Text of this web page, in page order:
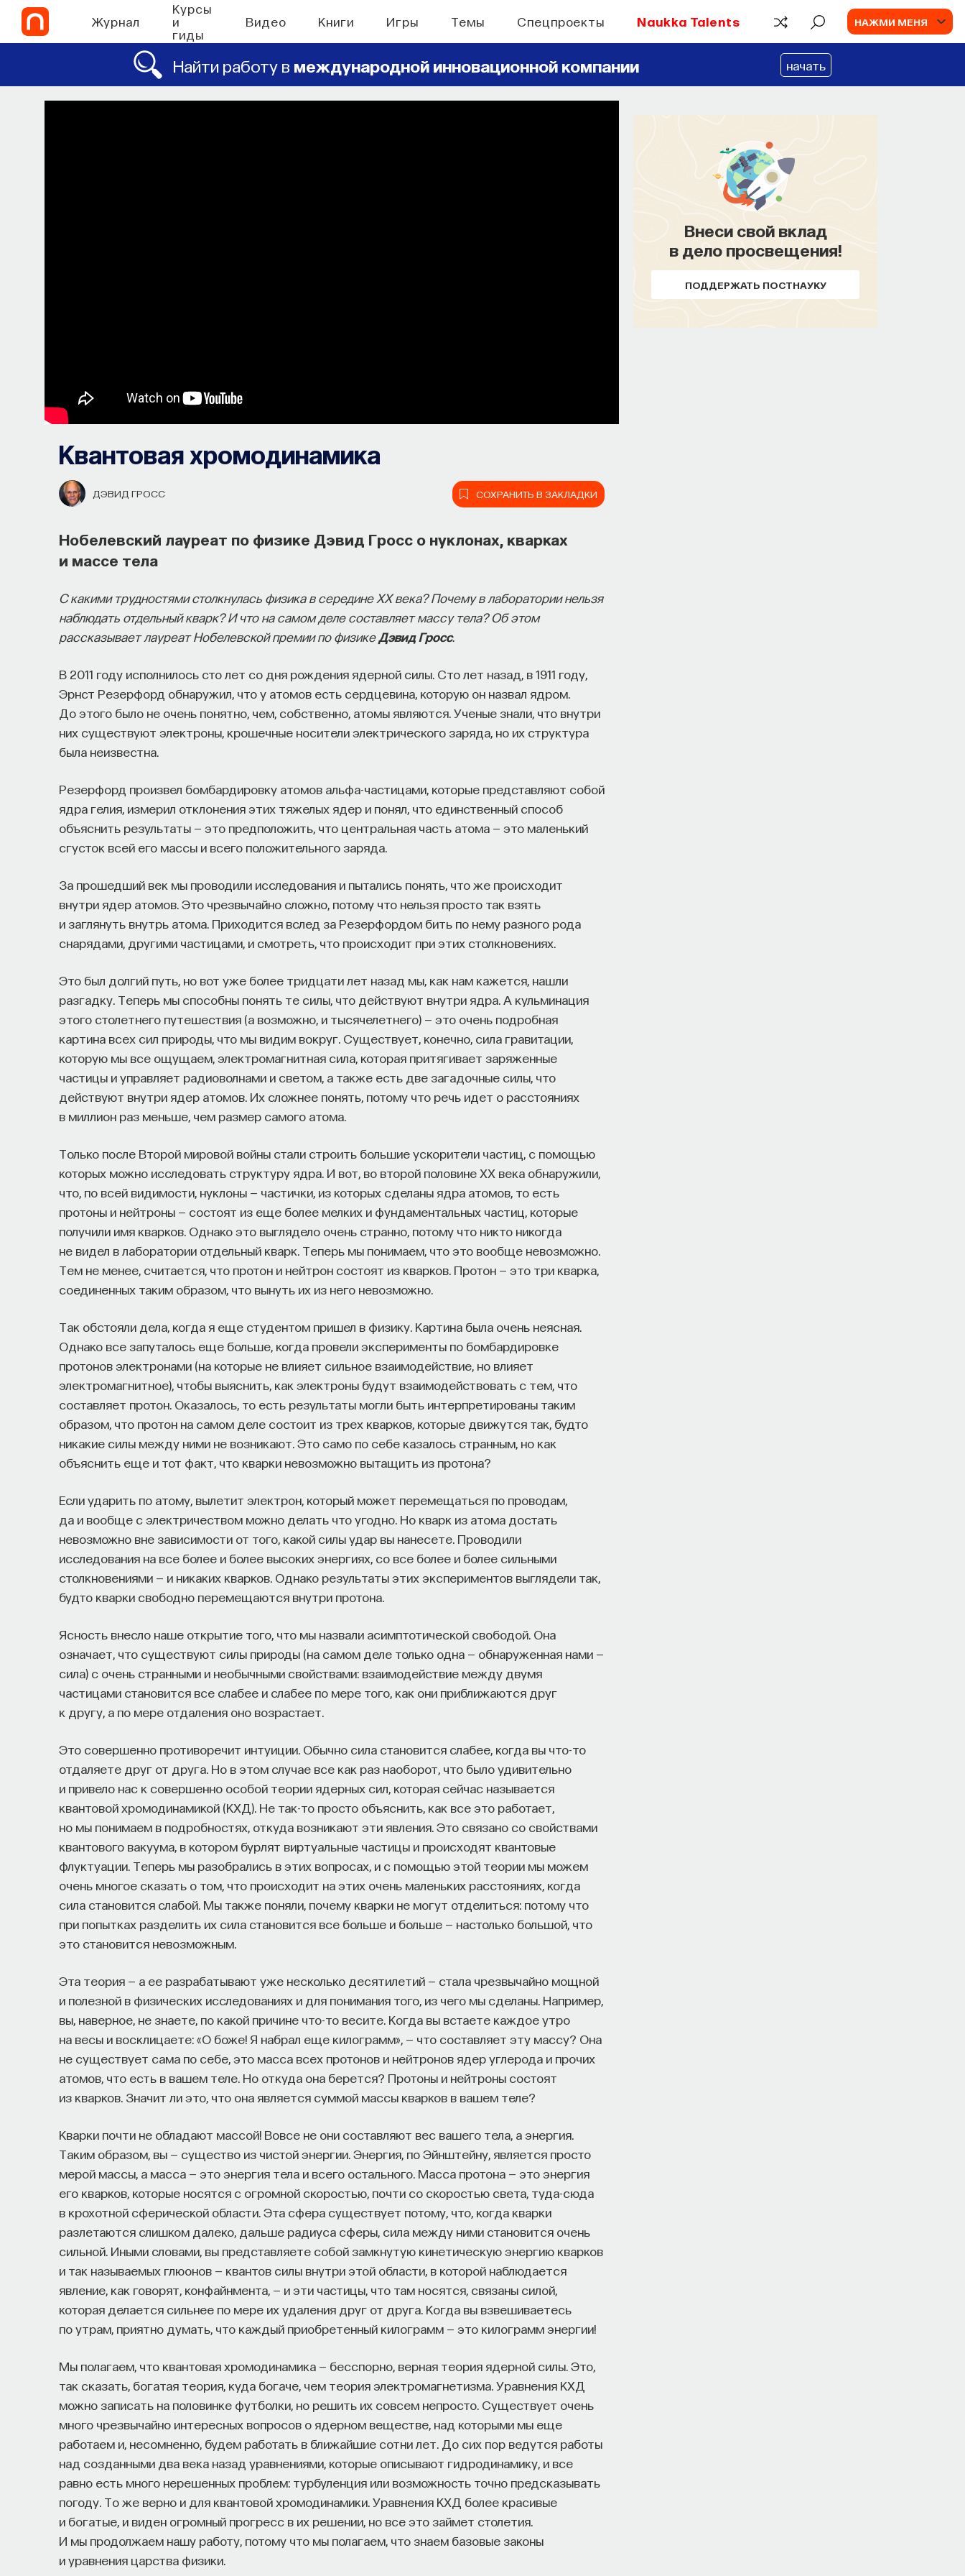
Журнал
Курсы
и
гиды
Видео Книги Игры Темы Спецпроекты Naukka Talents НАЖМИ МЕНЯ
Найти работу в международной инновационной компании начать
Квантовая хромодинамика
ДЭВИД ГРОСС СОХРАНИТЬ В ЗАКЛАДКИ
Нобелевский лауреат по физике Дэвид Гросс о нуклонах, кварках
и массе тела
С какими трудностями столкнулась физика в середине ХХ века? Почему в лаборатории нельзя
наблюдать отдельный кварк? И что на самом деле составляет массу тела? Об этом
рассказывает лауреат Нобелевской премии по физике Дэвид Гросс.
В 2011 году исполнилось сто лет со дня рождения ядерной силы. Сто лет назад, в 1911 году,
Эрнст Резерфорд обнаружил, что у атомов есть сердцевина, которую он назвал ядром.
До этого было не очень понятно, чем, собственно, атомы являются. Ученые знали, что внутри
них существуют электроны, крошечные носители электрического заряда, но их структура
была неизвестна.
Резерфорд произвел бомбардировку атомов альфа-частицами, которые представляют собой
ядра гелия, измерил отклонения этих тяжелых ядер и понял, что единственный способ
объяснить результаты — это предположить, что центральная часть атома — это маленький
сгусток всей его массы и всего положительного заряда.
За прошедший век мы проводили исследования и пытались понять, что же происходит
внутри ядер атомов. Это чрезвычайно сложно, потому что нельзя просто так взять
и заглянуть внутрь атома. Приходится вслед за Резерфордом бить по нему разного рода
снарядами, другими частицами, и смотреть, что происходит при этих столкновениях.
Это был долгий путь, но вот уже более тридцати лет назад мы, как нам кажется, нашли
разгадку. Теперь мы способны понять те силы, что действуют внутри ядра. А кульминация
этого столетнего путешествия (а возможно, и тысячелетнего) — это очень подробная
картина всех сил природы, что мы видим вокруг. Существует, конечно, сила гравитации,
которую мы все ощущаем, электромагнитная сила, которая притягивает заряженные
частицы и управляет радиоволнами и светом, а также есть две загадочные силы, что
действуют внутри ядер атомов. Их сложнее понять, потому что речь идет о расстояниях
в миллион раз меньше, чем размер самого атома.
Только после Второй мировой войны стали строить большие ускорители частиц, с помощью
которых можно исследовать структуру ядра. И вот, во второй половине ХХ века обнаружили,
что, по всей видимости, нуклоны — частички, из которых сделаны ядра атомов, то есть
протоны и нейтроны — состоят из еще более мелких и фундаментальных частиц, которые
получили имя кварков. Однако это выглядело очень странно, потому что никто никогда
не видел в лаборатории отдельный кварк. Теперь мы понимаем, что это вообще невозможно.
Тем не менее, считается, что протон и нейтрон состоят из кварков. Протон — это три кварка,
соединенных таким образом, что вынуть их из него невозможно.
Так обстояли дела, когда я еще студентом пришел в физику. Картина была очень неясная.
Однако все запуталось еще больше, когда провели эксперименты по бомбардировке
протонов электронами (на которые не влияет сильное взаимодействие, но влияет
электромагнитное), чтобы выяснить, как электроны будут взаимодействовать с тем, что
составляет протон. Оказалось, то есть результаты могли быть интерпретированы таким
образом, что протон на самом деле состоит из трех кварков, которые движутся так, будто
никакие силы между ними не возникают. Это само по себе казалось странным, но как
объяснить еще и тот факт, что кварки невозможно вытащить из протона?
Если ударить по атому, вылетит электрон, который может перемещаться по проводам,
да и вообще с электричеством можно делать что угодно. Но кварк из атома достать
невозможно вне зависимости от того, какой силы удар вы нанесете. Проводили
исследования на все более и более высоких энергиях, со все более и более сильными
столкновениями — и никаких кварков. Однако результаты этих экспериментов выглядели так,
будто кварки свободно перемещаются внутри протона.
Ясность внесло наше открытие того, что мы назвали асимптотической свободой. Она
означает, что существуют силы природы (на самом деле только одна — обнаруженная нами —
сила) с очень странными и необычными свойствами: взаимодействие между двумя
частицами становится все слабее и слабее по мере того, как они приближаются друг
к другу, а по мере отдаления оно возрастает.
Это совершенно противоречит интуиции. Обычно сила становится слабее, когда вы что-то
отдаляете друг от друга. Но в этом случае все как раз наоборот, что было удивительно
и привело нас к совершенно особой теории ядерных сил, которая сейчас называется
квантовой хромодинамикой (КХД). Не так-то просто объяснить, как все это работает,
но мы понимаем в подробностях, откуда возникают эти явления. Это связано со свойствами
квантового вакуума, в котором бурлят виртуальные частицы и происходят квантовые
флуктуации. Теперь мы разобрались в этих вопросах, и с помощью этой теории мы можем
очень многое сказать о том, что происходит на этих очень маленьких расстояниях, когда
сила становится слабой. Мы также поняли, почему кварки не могут отделиться: потому что
при попытках разделить их сила становится все больше и больше — настолько большой, что
это становится невозможным.
Эта теория — а ее разрабатывают уже несколько десятилетий — стала чрезвычайно мощной
и полезной в физических исследованиях и для понимания того, из чего мы сделаны. Например,
вы, наверное, не знаете, по какой причине что-то весите. Когда вы встаете каждое утро
на весы и восклицаете: «О боже! Я набрал еще килограмм», — что составляет эту массу? Она
не существует сама по себе, это масса всех протонов и нейтронов ядер углерода и прочих
атомов, что есть в вашем теле. Но откуда она берется? Протоны и нейтроны состоят
из кварков. Значит ли это, что она является суммой массы кварков в вашем теле?
Кварки почти не обладают массой! Вовсе не они составляют вес вашего тела, а энергия.
Таким образом, вы — существо из чистой энергии. Энергия, по Эйнштейну, является просто
мерой массы, а масса — это энергия тела и всего остального. Масса протона — это энергия
его кварков, которые носятся с огромной скоростью, почти со скоростью света, туда-сюда
в крохотной сферической области. Эта сфера существует потому, что, когда кварки
разлетаются слишком далеко, дальше радиуса сферы, сила между ними становится очень
сильной. Иными словами, вы представляете собой замкнутую кинетическую энергию кварков
и так называемых глюонов — квантов силы внутри этой области, в которой наблюдается
явление, как говорят, конфайнмента, — и эти частицы, что там носятся, связаны силой,
которая делается сильнее по мере их удаления друг от друга. Когда вы взвешиваетесь
по утрам, приятно думать, что каждый приобретенный килограмм — это килограмм энергии!
Мы полагаем, что квантовая хромодинамика — бесспорно, верная теория ядерной силы. Это,
так сказать, богатая теория, куда богаче, чем теория электромагнетизма. Уравнения КХД
можно записать на половинке футболки, но решить их совсем непросто. Существует очень
много чрезвычайно интересных вопросов о ядерном веществе, над которыми мы еще
работаем и, несомненно, будем работать в ближайшие сотни лет. До сих пор ведутся работы
над созданными два века назад уравнениями, которые описывают гидродинамику, и все
равно есть много нерешенных проблем: турбуленция или возможность точно предсказывать
погоду. То же верно и для квантовой хромодинамики. Уравнения КХД более красивые
и богатые, и виден огромный прогресс в их решении, но все это займет столетия.
И мы продолжаем нашу работу, потому что мы полагаем, что знаем базовые законы
и уравнения царства физики.
Внеси свой вклад
в дело просвещения!
ПОДДЕРЖАТЬ ПОСТНАУКУ